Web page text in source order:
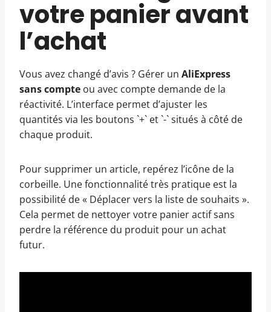
votre panier avant
l’achat
Vous avez changé d’avis ? Gérer un AliExpress
sans compte ou avec compte demande de la
réactivité. L’interface permet d’ajuster les
quantités via les boutons `+` et `-` situés à côté de
chaque produit.
Pour supprimer un article, repérez l’icône de la
corbeille. Une fonctionnalité très pratique est la
possibilité de « Déplacer vers la liste de souhaits ».
Cela permet de nettoyer votre panier actif sans
perdre la référence du produit pour un achat
futur.